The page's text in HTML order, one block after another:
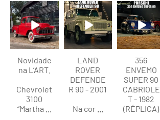
lart.br
Ago 8
Novidade
na L’ART.
Chevrolet
3100
“Martha
lart.br
Ago 8
LAND
ROVER
DEFENDE
R 90 - 2001
Na cor
lart.br
Ago 8
356
ENVEMO
SUPER 90
CABRIOLE
T - 1982
(RÉPLICA)